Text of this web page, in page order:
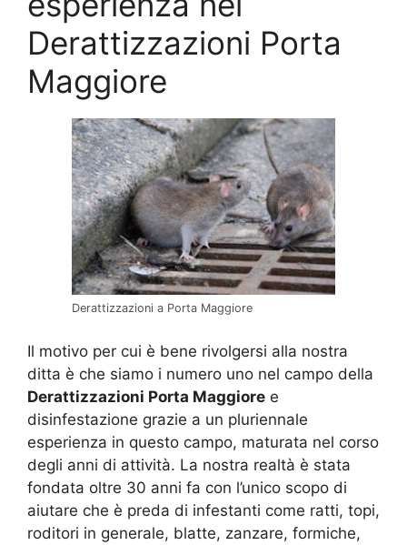
Derattizzazioni Porta
Maggiore
Derattizzazioni a Porta Maggiore
Il motivo per cui è bene rivolgersi alla nostra
ditta è che siamo i numero uno nel campo della
Derattizzazioni Porta Maggiore e
disinfestazione grazie a un pluriennale
esperienza in questo campo, maturata nel corso
degli anni di attività. La nostra realtà è stata
fondata oltre 30 anni fa con l’unico scopo di
aiutare che è preda di infestanti come ratti, topi,
roditori in generale, blatte, zanzare, formiche,